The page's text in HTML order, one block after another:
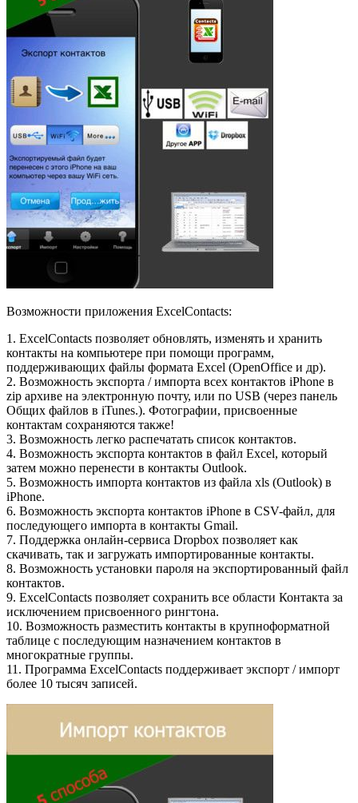
Возможности приложения ExcelContacts:
1. ExcelContacts позволяет обновлять, изменять и хранить
контакты на компьютере при помощи программ,
поддерживающих файлы формата Excel (OpenOffice и др).
2. Возможность экспорта / импорта всех контактов iPhone в
zip архиве на электронную почту, или по USB (через панель
Общих файлов в iTunes.). Фотографии, присвоенные
контактам сохраняются также!
3. Возможность легко распечатать список контактов.
4. Возможность экспорта контактов в файл Excel, который
затем можно перенести в контакты Outlook.
5. Возможность импорта контактов из файла xls (Outlook) в
iPhone.
6. Возможность экспорта контактов iPhone в CSV-файл, для
последующего импорта в контакты Gmail.
7. Поддержка онлайн-сервиса Dropbox позволяет как
скачивать, так и загружать импортированные контакты.
8. Возможность установки пароля на экспортированный файл
контактов.
9. ExcelContacts позволяет сохранить все области Контакта за
исключением присвоенного рингтона.
10. Возможность разместить контакты в крупноформатной
таблице с последующим назначением контактов в
многократные группы.
11. Программа ExcelContacts поддерживает экспорт / импорт
более 10 тысяч записей.